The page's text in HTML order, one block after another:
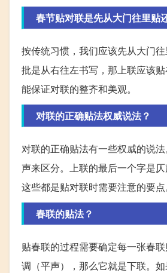
春节贴对联是先从大门往里贴
按传统习惯，我们应该先从大门
批是从右往左书写，那上联应该
能保证对联的整齐和美观。
对联的正确贴法权威说法？
对联的正确贴法有一些权威的说
声来区分。上联的最后一个字是
这些都是贴对联时需要注意的要点
春联的贴法？
贴春联的过程需要确定每一张春
调（平声），那么它就是下联。